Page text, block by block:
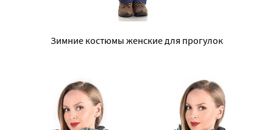
Зимние костюмы женские для прогулок